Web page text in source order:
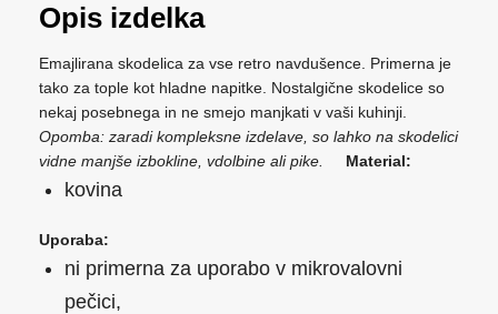
Opis izdelka
Emajlirana skodelica za vse retro navdušence. Primerna je
tako za tople kot hladne napitke. Nostalgične skodelice so
nekaj posebnega in ne smejo manjkati v vaši kuhinji.
Opomba: zaradi kompleksne izdelave, so lahko na skodelici
vidne manjše izbokline, vdolbine ali pike.
Material:
kovina
Uporaba:
ni primerna za uporabo v mikrovalovni
pečici,